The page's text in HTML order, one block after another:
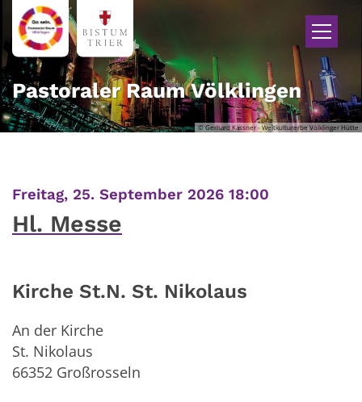
Zum Inhalt springen
© Gerhard Kassner - Weltkulturerbe Völklinger Hütte
Pastoraler Raum Völklingen
Freitag, 25. September 2026 18:00
Hl. Messe
Kirche St.N. St. Nikolaus
An der Kirche
St. Nikolaus
66352 Großrosseln